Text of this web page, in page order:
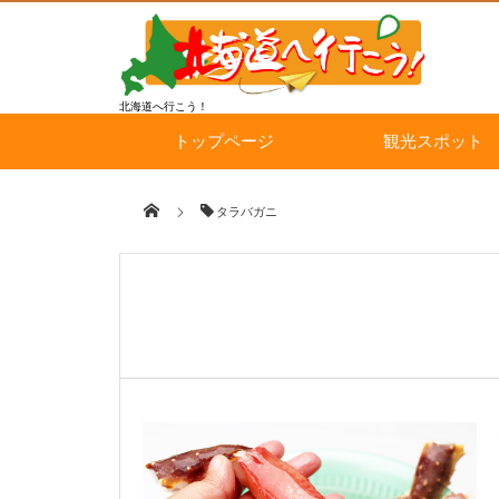
北海道へ行こう！
トップページ 観光スポット
タラバガニ